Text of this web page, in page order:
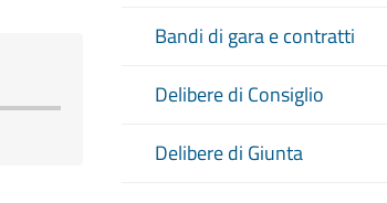
Bandi di gara e contratti
Delibere di Consiglio
Delibere di Giunta